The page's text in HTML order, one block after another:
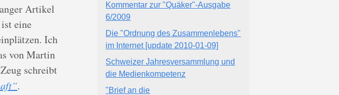
Artikel
eine
Ich
von Martin
schreibt
.
Kommentar zur "Quäker"-Ausgabe
6/2009
Die "Ordnung des Zusammenlebens"
im Internet [update 2010-01-09]
Schweizer Jahresversammlung und
die Medienkompetenz
"Brief an die